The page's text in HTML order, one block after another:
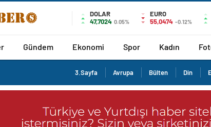
DOLAR
47,7024 0.05%
EURO
55,0474 -0.12%
Gündem Ekonomi Spor Kadın
3.Sayfa Avrupa Bülten Din